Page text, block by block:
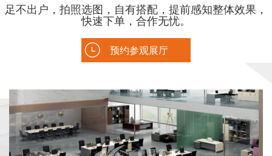
足不出户，拍照选图，自有搭配，提前感知整体效果，
快速下单，合作无忧。
预约参观展厅